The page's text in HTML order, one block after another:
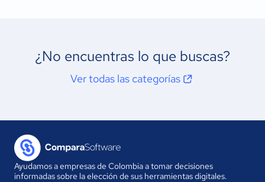
¿No encuentras lo que buscas?
Ver todas las categorías
Ayudamos a empresas de Colombia a tomar decisiones
informadas sobre la elección de sus herramientas digitales.